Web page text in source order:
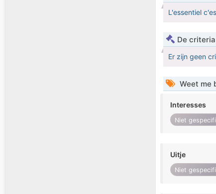
L'essentiel
De
Er zijn geen
Weet me
Interesses
Niet
Uitje
Niet